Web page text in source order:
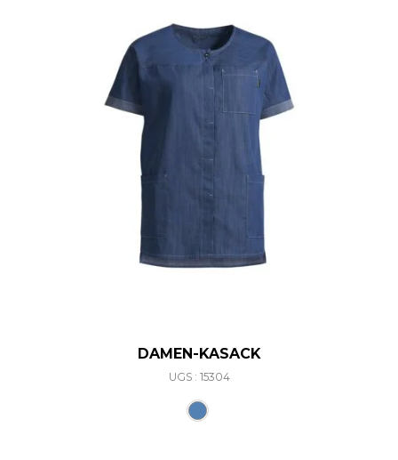
DAMEN-KASACK
UGS : 15304